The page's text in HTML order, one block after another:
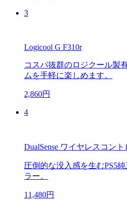
3
Logicool G F310r
コスパ抜群のロジクール製
ムを手軽に楽しめます。
2,860円
4
DualSense ワイヤレスコン
圧倒的な没入感を生むPS5
ラー。
11,480円